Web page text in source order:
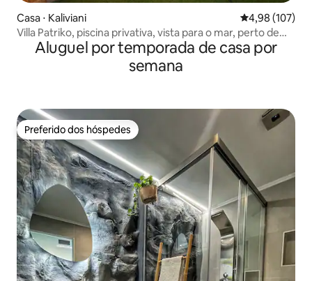
Casa ⋅ Kaliviani 4,98 de uma
4,98 (107)
Villa Patriko, piscina privativa, vista para o mar, perto de
BalosAluguel por temporada de casa por
semana
Preferido dos hóspedes
Preferido dos hóspedes